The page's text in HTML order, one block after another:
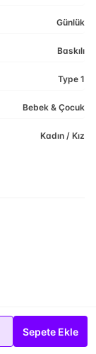
Sepete Ekle
Günlük
Baskılı
Type 1
Bebek & Çocuk
Kadın / Kız